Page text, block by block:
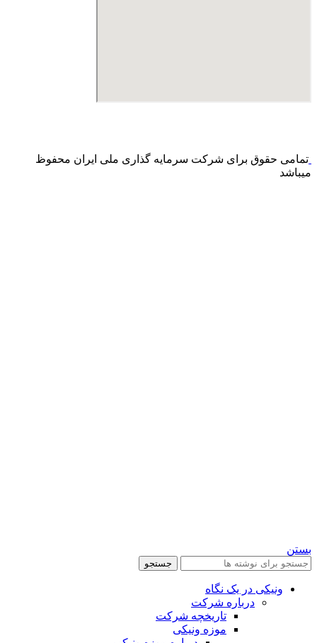
تمامی حقوق برای شرکت سرمایه گذاری ملی ایران محفوظ
میباشد
بستن
جستجو
ونیکی در یک نگاه
درباره شرکت
تاریخچه شرکت
موزه ونیکی